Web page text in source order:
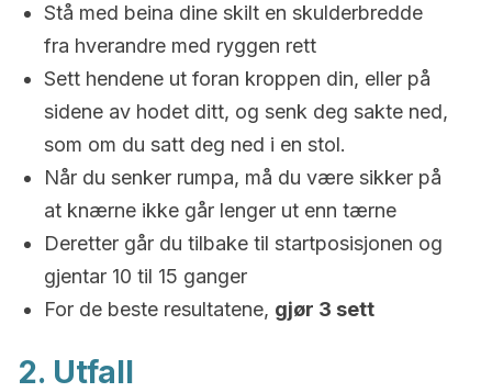
Stå med beina dine skilt en skulderbredde
fra hverandre med ryggen rett
Sett hendene ut foran kroppen din, eller på
sidene av hodet ditt, og senk deg sakte ned,
som om du satt deg ned i en stol.
Når du senker rumpa, må du være sikker på
at knærne ikke går lenger ut enn tærne
Deretter går du tilbake til startposisjonen og
gjentar 10 til 15 ganger
For de beste resultatene, gjør 3 sett
2. Utfall